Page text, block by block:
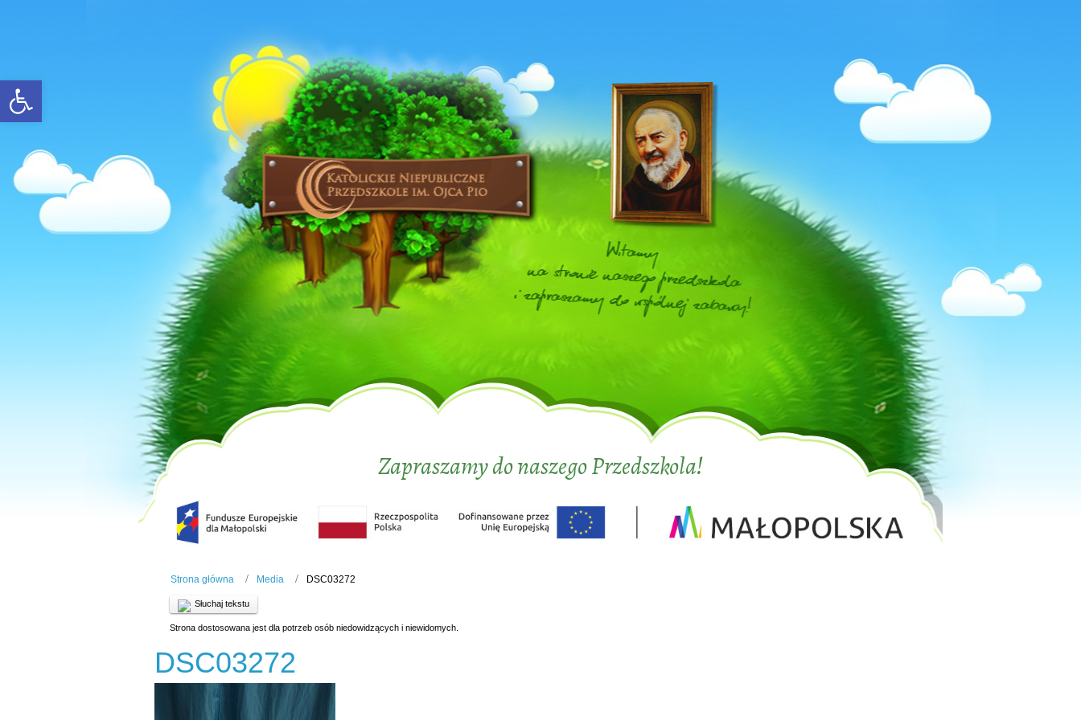
Open toolbar
Zapraszamy do naszego Przedszkola!
Strona główna Media DSC03272
Słuchaj tekstu
Strona dostosowana jest dla potrzeb osób niedowidzących i niewidomych.
DSC03272